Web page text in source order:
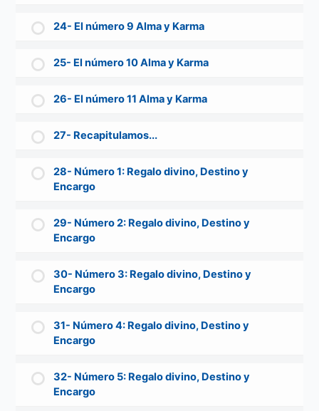
24- El número 9 Alma y Karma
25- El número 10 Alma y Karma
26- El número 11 Alma y Karma
27- Recapitulamos...
28- Número 1: Regalo divino, Destino y
Encargo
29- Número 2: Regalo divino, Destino y
Encargo
30- Número 3: Regalo divino, Destino y
Encargo
31- Número 4: Regalo divino, Destino y
Encargo
32- Número 5: Regalo divino, Destino y
Encargo